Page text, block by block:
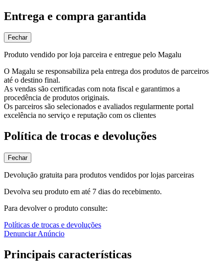
Entrega e compra garantida
Fechar
Produto vendido por loja parceira e entregue pelo Magalu
O Magalu se responsabiliza pela entrega dos produtos de parceiros
até o destino final.
As vendas são certificadas com nota fiscal e garantimos a
procedência de produtos originais.
Os parceiros são selecionados e avaliados regularmente portal
excelência no serviço e reputação com os clientes
Política de trocas e devoluções
Fechar
Devolução gratuita para produtos vendidos por lojas parceiras
Devolva seu produto em até 7 dias do recebimento.
Para devolver o produto consulte:
Políticas de trocas e devoluções
Denunciar Anúncio
Principais características